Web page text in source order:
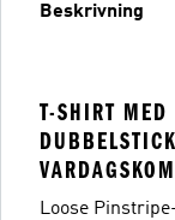
Beskrivning
T-SHIRT MED
Loose